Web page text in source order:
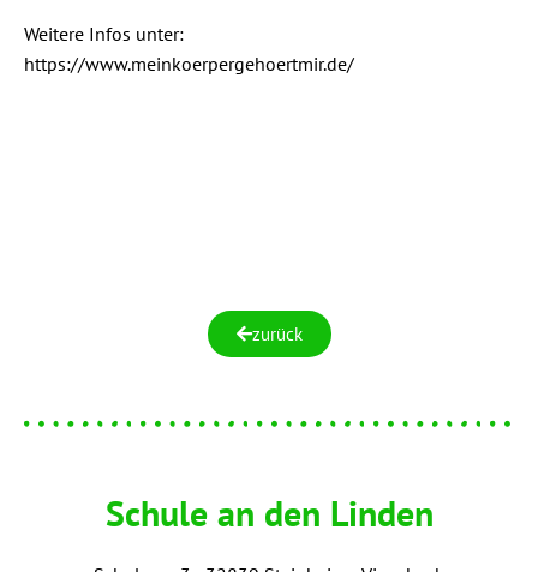
Wei­te­re Infos unter:
https://www.meinkoerpergehoertmir.de/
zurück
Schule an den Linden